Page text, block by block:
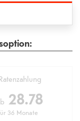
28.78
36 Monate